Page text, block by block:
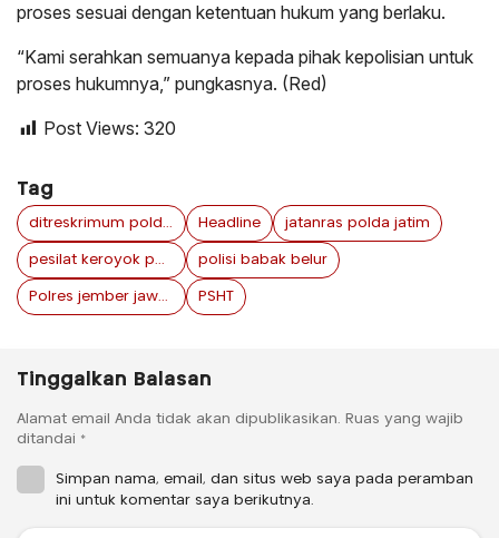
proses sesuai dengan ketentuan hukum yang berlaku.
“Kami serahkan semuanya kepada pihak kepolisian untuk
proses hukumnya,” pungkasnya. (Red)
Post Views: 320
Tag
ditreskrimum polda jatim Headline jatanras polda jatim
pesilat keroyok polisi polisi babak belur
Polres jember jawa timur PSHT
Tinggalkan Balasan
Alamat email Anda tidak akan dipublikasikan. Ruas yang wajib
ditandai *
Simpan nama, email, dan situs web saya pada peramban
ini untuk komentar saya berikutnya.